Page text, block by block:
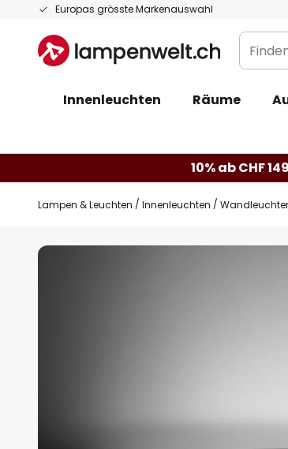
Europas grösste Markenauswahl
Zum
springen
Finden
Sie
Innenleuchten Räume
10% ab CHF
Lampen & Leuchten Innenleuchten
Zum